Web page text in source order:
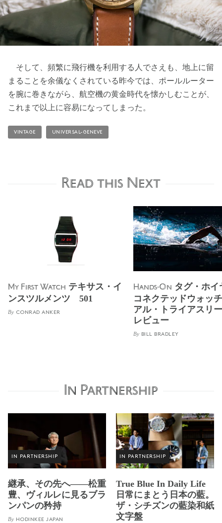
そして、頻繁に飛行機を利用する人でさえも、地上に留
まることを余儀なくされている昨今では、ポールルーター
を腕に巻きながら、航空機の黄金時代を懐かしむことが、
これまで以上に容易になってしまった。
VINTAGE UNIVERSAL-GENEVE
Read this Next
My First Watch テキサス・イ
ンスツルメンツ 501
By CONRAD ANKER
Hands-On タグ・ホ
コネクテッドウォッ
アル・トライアスリ
レビュー
By BILL BRADLEY
In Partnership
IN PARTNERSHIP
継承、その先へ——松重
豊、ヴィルレに見るブラ
ンパンの矜持
By HODINKEE JAPAN
IN PARTNERSHIP
True Blue In Daily Life
日常にまとう日本の藍。
ザ・シチズンの藍染和紙
文字盤